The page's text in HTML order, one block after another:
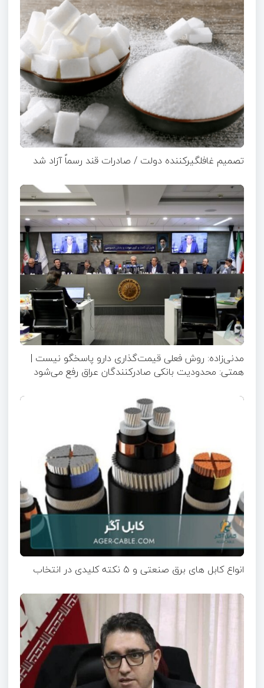
تصمیم غافلگیرکننده دولت / صادرات قند رسماً آزاد شد
مدنی‌زاده: روش فعلی قیمت‌گذاری دارو پاسخگو نیست |
همتی: محدودیت بانکی صادرکنندگان عراق رفع می‌شود
انواع کابل های برق صنعتی و ۵ نکته کلیدی در انتخاب